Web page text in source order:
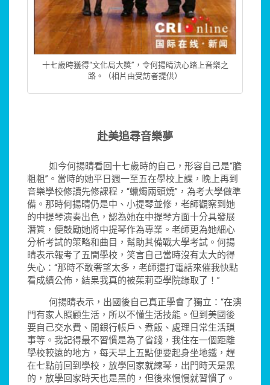
十七歲時獲得“文化局大獎”，令何揚晴決心踏上音樂之
路。（相片由受訪者提供）
赴美追尋音樂夢
如今何揚晴看回十七歲時的自己，形容自己是“膽
粗粗”。當時的她平日週一至五在學校上課，晚上再到
音樂學校修讀先修課程，“蠟燭兩頭燒”，為考大學做準
備。那時何揚晴仍是中、小提琴並修，老師觀察到她
的中提琴演奏出色，認為她在中提琴方面十分具發展
潛質，便鼓勵她將中提琴作為專業。老師更為她細心
分析考試的策略和曲目，幫助其備戰大學考試。何揚
晴表示報考了五間學校，笑言自己當時沒有太大的得
失心：“那時不敢奢望太多，老師還打電話來催我快點
看成績公佈，結果我真的被茱莉亞學院錄取了！”
何揚晴表示，出國後自己真正學會了獨立：“在澳
門有家人照顧生活，所以不懂生活技能。但到美國後
要自己交水費、開銀行帳戶、煮飯、處理日常生活瑣
事等。我記得最不習慣是為了省錢，我住在一個距離
學校較遠的地方，每天早上五點便要起身坐地鐵，趕
在七點前回到學校，放學回家就練琴，出門時天是黑
的，放學回家時天也是黑的，但後來慢慢就習慣了。